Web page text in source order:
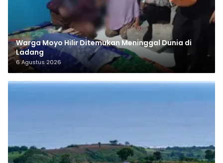
Warga Moyo Hilir Ditemukan Meninggal Dunia di
Ladang
6 Agustus 2026